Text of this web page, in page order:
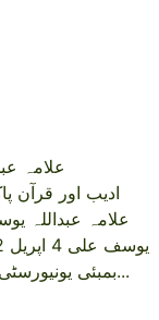
علامہ عبداللہ
بمبئی یونیورسٹی سے بی اے کرنے کے بعد حکومت کے وظیفے پر...